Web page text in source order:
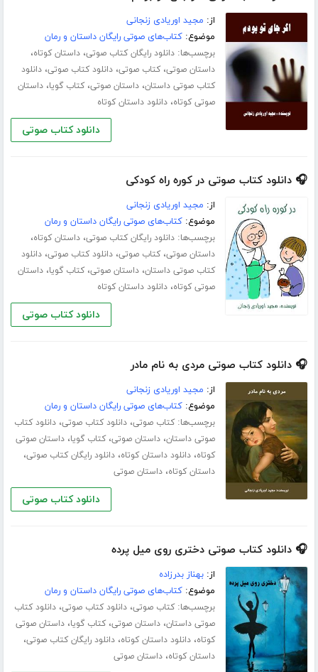
از: مجید اوریادی زنجانی
موضوع:کتاب‌های صوتی رایگان داستان و رمان
برچسب‌ها:دانلود رایگان کتاب صوتی،داستان کوتاه،
داستان صوتی،کتاب صوتی،دانلود کتاب صوتی،دانلود
کتاب صوتی داستان،داستان صوتی،کتاب گویا،داستان
صوتی کوتاه،دانلود داستان کوتاه
دانلود کتاب صوتی
🎧 دانلود کتاب صوتی در کوره راه کودکی
از: مجید اوریادی زنجانی
موضوع:کتاب‌های صوتی رایگان داستان و رمان
برچسب‌ها:دانلود رایگان کتاب صوتی،داستان کوتاه،
داستان صوتی،کتاب صوتی،دانلود کتاب صوتی،دانلود
کتاب صوتی داستان،داستان صوتی،کتاب گویا،داستان
صوتی کوتاه،دانلود داستان کوتاه
دانلود کتاب صوتی
🎧 دانلود کتاب صوتی مردی به نام مادر
از: مجید اوریادی زنجانی
موضوع:کتاب‌های صوتی رایگان داستان و رمان
برچسب‌ها:کتاب صوتی،دانلود کتاب صوتی،دانلود کتاب
صوتی داستان،داستان صوتی،کتاب گویا،داستان صوتی
کوتاه،دانلود داستان کوتاه،دانلود رایگان کتاب صوتی،
داستان کوتاه،داستان صوتی
دانلود کتاب صوتی
🎧 دانلود کتاب صوتی دختری روی میل پرده
از:بهناز بدرزاده
موضوع:کتاب‌های صوتی رایگان داستان و رمان
برچسب‌ها:کتاب صوتی،دانلود کتاب صوتی،دانلود کتاب
صوتی داستان،داستان صوتی،کتاب گویا،داستان صوتی
کوتاه،دانلود داستان کوتاه،دانلود رایگان کتاب صوتی،
داستان کوتاه،داستان صوتی